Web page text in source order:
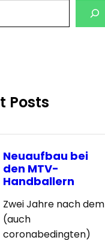
Posts
Neuaufbau bei
den MTV-
Handballern
Zwei Jahre nach dem
(auch
coronabedingten)